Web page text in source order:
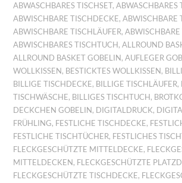
ABWASCHBARES TISCHSET,ABWASCHBARES
ABWISCHBARE TISCHDECKE,ABWISCHBARE
ABWISCHBARE TISCHLÄUFER,
ABWISCHBARES TISCHTUCH ,ALLROUND
ALLROUND BASKET GOBELIN ,AUFLEGER
WOLLKISSEN , BESTICKTES WOLLKISSEN ,
BILLIGE TISCHDECKE, BILLIGE TISCHLÄUFER,
TISCHWÄSCHE, BILLIGES TISCHTUCH ,
DECKCHEN GOBELIN , DIGITALDRUCK,
FRÜHLING, FESTLICHE TISCHDECKE,
FESTLICHE TISCHTÜCHER, FESTLICHES
FLECKGESCHÜTZTE MITTELDECKE,
MITTELDECKEN , FLECKGESCHÜTZTE
FLECKGESCHÜTZTE TISCHDECKE,